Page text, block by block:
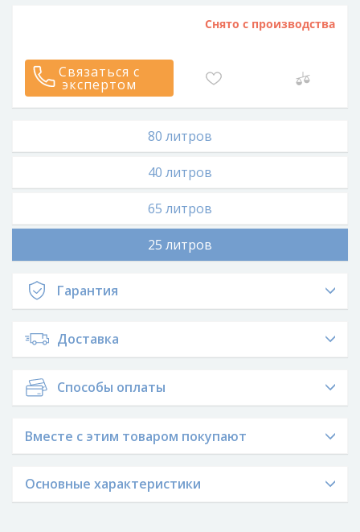
Основные характеристики
Снято с производства
Связаться с
экспертом
80 литров
40 литров
65 литров
25 литров
Гарантия
Доставка
Способы оплаты
Вместе с этим товаром покупают